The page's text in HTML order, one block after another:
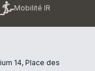
Mobilité IR
14, Place des